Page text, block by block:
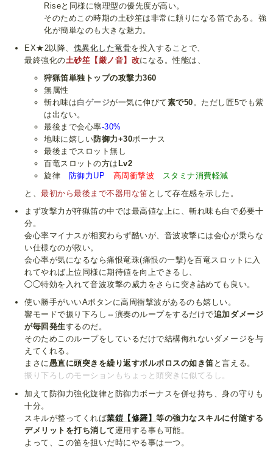
Riseと同様に物理型の優先度が高い。
そのためこの時期の土砂笙は非常に頼りになる笛である。強
化が簡単なのも大きな魅力。
EX★2以降、 傀異化した竜骨を投入することで、
最終強化の土砂笙【厳ノ音】改になる。性能は、
狩猟笛単独トップの攻撃力360
無属性
斬れ味は白ゲージが一気に伸びて素で50。ただし匠5でも紫
は出ない。
最後まで会心率-30%
地味に嬉しい防御力+30ボーナス
最後までスロット無し
百竜スロットの方は Lv2
旋律 防御力UP 高周衝撃波
スタミナ消費軽減
と、最初から最後まで不器用な笛 として存在感を示した。
まず攻撃力が狩猟笛の中では最高値な上に、斬れ味も白で必要十
分。
会心率マイナスが相変わらず酷いが、音波攻撃には会心が乗らな
い仕様なのが救い。
会心率が気になるなら痛恨竜珠(痛恨の一撃)を百竜スロットに入
れてやれば上位同様に期待値を向上できるし、
◯◯特効を入れて音波攻撃の威力をさらに突き詰めても良い。
使い勝手がいいAボタンに高周衝撃波があるのも嬉しい。
響モードで振り下ろし⇔演奏のループをするだけで追加ダメージ
が毎回発生するのだ。
そのためこのループをしているだけで結構侮れないダメージを与
えてくれる。
まさに愚直に頭突きを繰り返すボルボロスの如き笛 と言える。
振り下ろしのモーションもちょっと頭突きに似てるし。
加えて防御力強化旋律と防御力ボーナスを併せ持ち、身の守りも
十分。
スキルが整ってくれば業鎧【修羅】等の強力なスキルに付随する
デメリットを打ち消して運用する事も可能。
よって、この笛を担いだ時にやる事は一つ。